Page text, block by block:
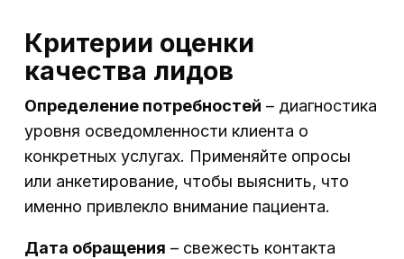
Критерии оценки
качества лидов
Определение потребностей – диагностика
уровня осведомленности клиента о
конкретных услугах. Применяйте опросы
или анкетирование, чтобы выяснить, что
именно привлекло внимание пациента.
Дата обращения – свежесть контакта